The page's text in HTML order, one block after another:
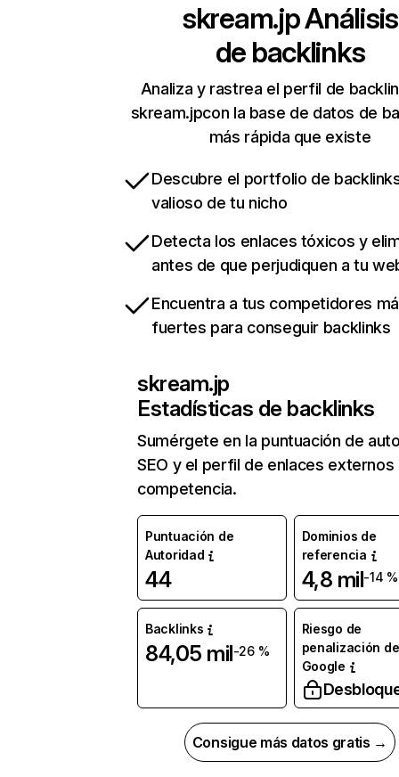
skream.jpAnálisis
de backlinks
Analiza y rastrea el perfil de
skream.jpcon la base de datos de
más rápida que existe
Descubre el portfolio de
valioso de tu nicho
Detecta los enlaces tóxicos y
antes de que perjudiquen a tu
Encuentra a tus competidores
fuertes para conseguir backlinks
skream.jp
Estadísticas de backlinks
Sumérgete en la puntuación de
SEO y el perfil de enlaces externos
competencia.
Puntuación de
Autoridad
44
Dominios de
referencia
4,8 mil-14 %
Backlinks
84,05 mil-26 %
Riesgo de
penalización de
Google
Consigue más datos gratis →